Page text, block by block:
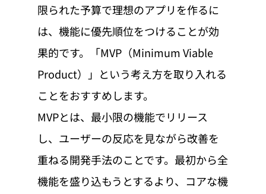
限られた予算で理想のアプリを作るに
は、機能に優先順位をつけることが効
果的です。「MVP（Minimum Viable
Product）」という考え方を取り入れる
ことをおすすめします。
MVPとは、最小限の機能でリリース
し、ユーザーの反応を見ながら改善を
重ねる開発手法のことです。最初から全
機能を盛り込もうとするより、コアな機